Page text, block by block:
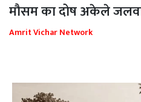
मौसम का दोष अकेले
Amrit Vichar Network